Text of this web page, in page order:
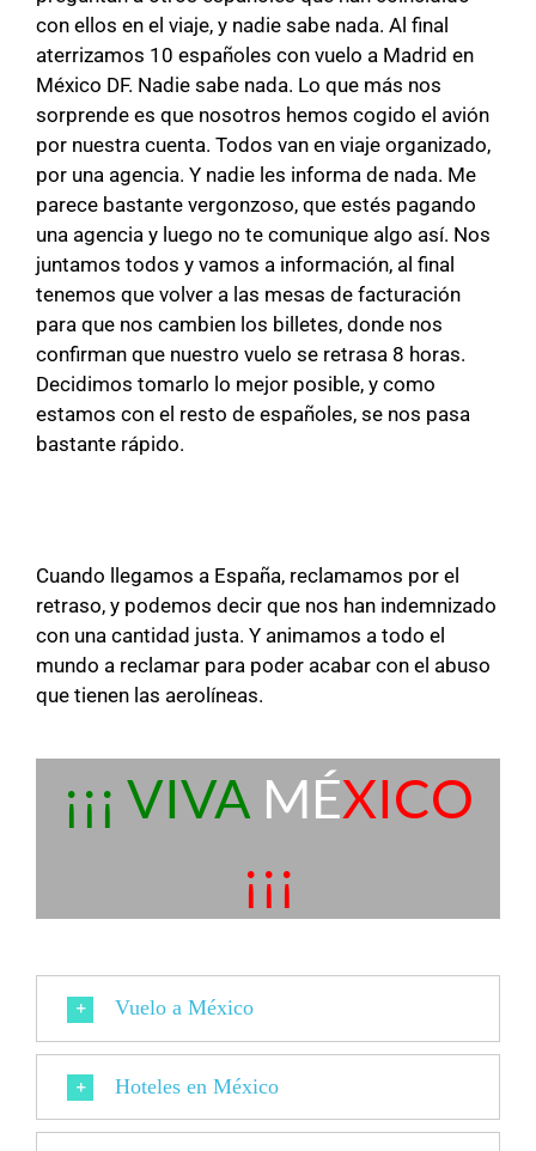
con ellos en el viaje, y nadie sabe nada. Al final
aterrizamos 10 españoles con vuelo a Madrid en
México DF. Nadie sabe nada. Lo que más nos
sorprende es que nosotros hemos cogido el avión
por nuestra cuenta. Todos van en viaje organizado,
por una agencia. Y nadie les informa de nada. Me
parece bastante vergonzoso, que estés pagando
una agencia y luego no te comunique algo así. Nos
juntamos todos y vamos a información, al final
tenemos que volver a las mesas de facturación
para que nos cambien los billetes, donde nos
confirman que nuestro vuelo se retrasa 8 horas.
Decidimos tomarlo lo mejor posible, y como
estamos con el resto de españoles, se nos pasa
bastante rápido.
Cuando llegamos a España, reclamamos por el
retraso, y podemos decir que nos han indemnizado
con una cantidad justa. Y animamos a todo el
mundo a reclamar para poder acabar con el abuso
que tienen las aerolíneas.
¡¡¡ VIVA MÉXICO
¡¡¡
Vuelo a México
Hoteles en México